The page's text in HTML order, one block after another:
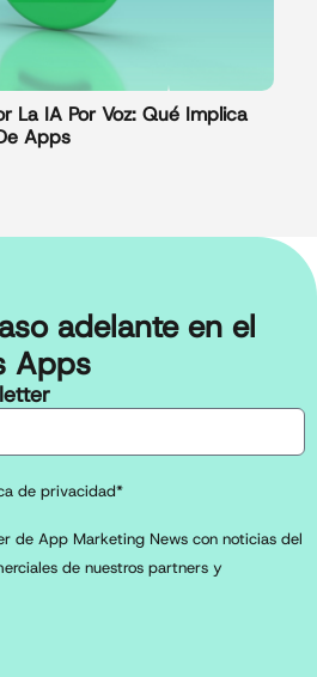
La IA Por Voz: Qué Implica
Apps
adelante en el
Apps
de privacidad*
de App Marketing News con noticias del
de nuestros partners y